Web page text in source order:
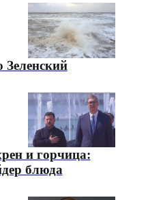
и горчица:
блюда